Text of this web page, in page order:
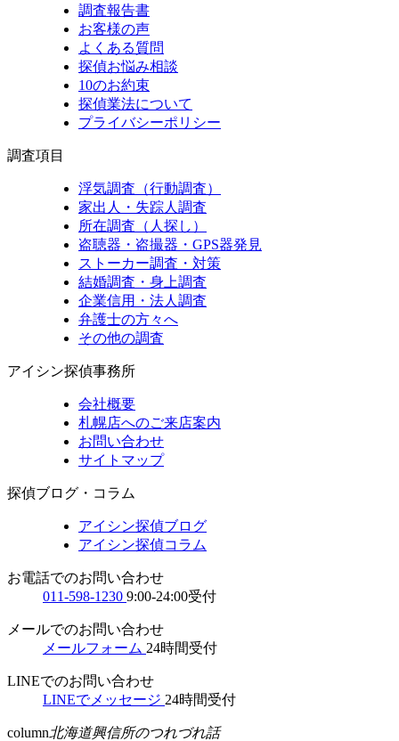
調査報告書
お客様の声
よくある質問
探偵お悩み相談
10のお約束
探偵業法について
プライバシーポリシー
調査項目
浮気調査（行動調査）
家出人・失踪人調査
所在調査（人探し）
盗聴器・盗撮器・GPS器発見
ストーカー調査・対策
結婚調査・身上調査
企業信用・法人調査
弁護士の方々へ
その他の調査
アイシン探偵事務所
会社概要
札幌店へのご来店案内
お問い合わせ
サイトマップ
探偵ブログ・コラム
アイシン探偵ブログ
アイシン探偵コラム
お電話でのお問い合わせ
011-598-1230 9:00-24:00受付
メールでのお問い合わせ
メールフォーム 24時間受付
LINEでのお問い合わせ
LINEでメッセージ 24時間受付
column北海道興信所のつれづれ話